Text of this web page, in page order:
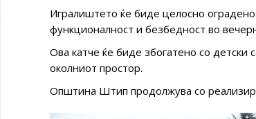
Игралиштето ќе биде целосно
функционалност и безбедност во
Ова катче ќе биде збогатено со
околниот простор.
Општина Штип продолжува со